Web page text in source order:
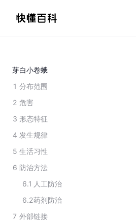
芽白小卷蛾
1 分布范围
2 危害
3 形态特征
4 发生规律
5 生活习性
6 防治方法
6.1 人工防治
6.2药剂防治
7 外部链接